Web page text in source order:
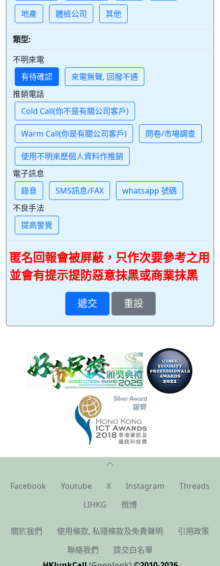
地產 體檢公司 其他
類型:
不明來電
有待確認
來電無聲, 回撥不通
推銷電話
Cold Call(你不是有關公司客戶)
Warm Call(你是有關公司客戶) 問卷/市場調查
使用不明來歷個人資料作推銷
電子訊息
錄音
SMS訊息/FAX
whatsapp 號碼
不良手法
提高警覺
匿名回報會被屏蔽，只作次要參考之用
並會有提示提防惡意抹黑或商業抹黑
Facebook Youtube X Instagram
Threads
LIHKG
微博
關於我們 使用條款, 私隱條款及免責聲明
引用政策
聯絡我們
提交白名單